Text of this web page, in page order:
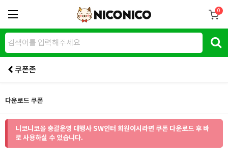
0
쿠폰존
다운로드 쿠폰
니코니코몰 총괄운영 대행사 SW인터 회원이시라면 쿠폰 다운로드 후 바
로 사용하실 수 있습니다.